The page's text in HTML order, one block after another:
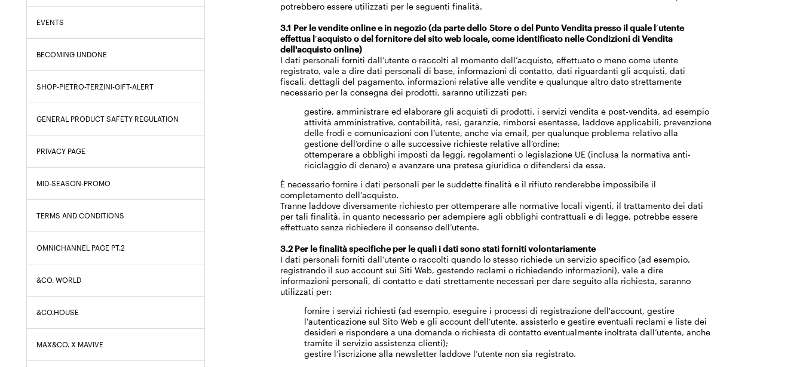
EVENTS
BECOMING UNDONE
SHOP-PIETRO-TERZINI-GIFT-ALERT
GENERAL PRODUCT SAFETY REGULATION
PRIVACY PAGE
MID-SEASON-PROMO
TERMS AND CONDITIONS
OMNICHANNEL PAGE PT.2
&CO. WORLD
&CO.HOUSE
MAX&CO. X MAVIVE
potrebbero essere utilizzati per le seguenti finalità.
3.1 Per le vendite online e in negozio (da parte dello Store o del Punto Vendita presso il quale l’utente
effettua l’acquisto o del fornitore del sito web locale, come identificato nelle Condizioni di Vendita
dell'acquisto online)
I dati personali forniti dall’utente o raccolti al momento dell’acquisto, effettuato o meno come utente
registrato, vale a dire dati personali di base, informazioni di contatto, dati riguardanti gli acquisti, dati
fiscali, dettagli del pagamento, informazioni relative alle vendite e qualunque altro dato strettamente
necessario per la consegna dei prodotti, saranno utilizzati per:
gestire, amministrare ed elaborare gli acquisti di prodotti, i servizi vendita e post-vendita, ad esempio
attività amministrative, contabilità, resi, garanzie, rimborsi esentasse, laddove applicabili, prevenzione
delle frodi e comunicazioni con l’utente, anche via email, per qualunque problema relativo alla
gestione dell’ordine o alle successive richieste relative all’ordine;
ottemperare a obblighi imposti da leggi, regolamenti o legislazione UE (inclusa la normativa anti-
riciclaggio di denaro) e avanzare una pretesa giuridica o difendersi da essa.
È necessario fornire i dati personali per le suddette finalità e il rifiuto renderebbe impossibile il
completamento dell’acquisto.
Tranne laddove diversamente richiesto per ottemperare alle normative locali vigenti, il trattamento dei dati
per tali finalità, in quanto necessario per adempiere agli obblighi contrattuali e di legge, potrebbe essere
effettuato senza richiedere il consenso dell’utente.
3.2 Per le finalità specifiche per le quali i dati sono stati forniti volontariamente
I dati personali forniti dall’utente o raccolti quando lo stesso richiede un servizio specifico (ad esempio,
registrando il suo account sui Siti Web, gestendo reclami o richiedendo informazioni), vale a dire
informazioni personali, di contatto e dati strettamente necessari per dare seguito alla richiesta, saranno
utilizzati per:
fornire i servizi richiesti (ad esempio, eseguire i processi di registrazione dell'account, gestire
l'autenticazione sul Sito Web e gli account dell’utente, assisterlo e gestire eventuali reclami e liste dei
desideri e rispondere a una domanda o richiesta di contatto eventualmente inoltrata dall’utente, anche
tramite il servizio assistenza clienti);
gestire l’iscrizione alla newsletter laddove l’utente non sia registrato.